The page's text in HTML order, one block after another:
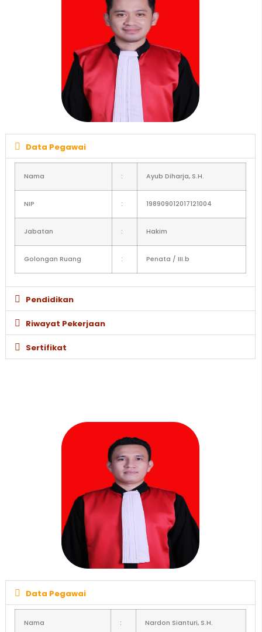
Data Pegawai
Nama : Ayub Diharja, S.H.
NIP : 198909012017121004
Jabatan : Hakim
Golongan Ruang : Penata / III.b
Pendidikan
Riwayat Pekerjaan
Sertifikat
Data Pegawai
Nama : Nardon Sianturi, S.H.